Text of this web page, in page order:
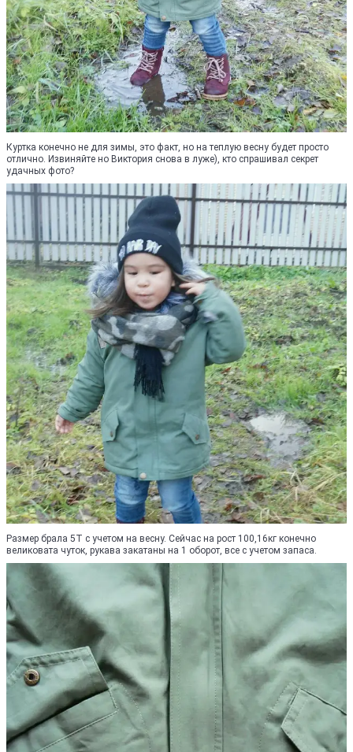
Куртка конечно не для зимы, это факт, но на теплую весну будет просто
отлично. Извиняйте но Виктория снова в луже), кто спрашивал секрет
удачных фото?
Размер брала 5Т с учетом на весну. Сейчас на рост 100,16кг конечно
великовата чуток, рукава закатаны на 1 оборот, все с учетом запаса.